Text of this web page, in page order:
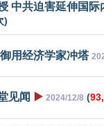
中共迫害延伸国际
)
用经济学家冲塔
见闻 ▶️ 2024/12/8 (